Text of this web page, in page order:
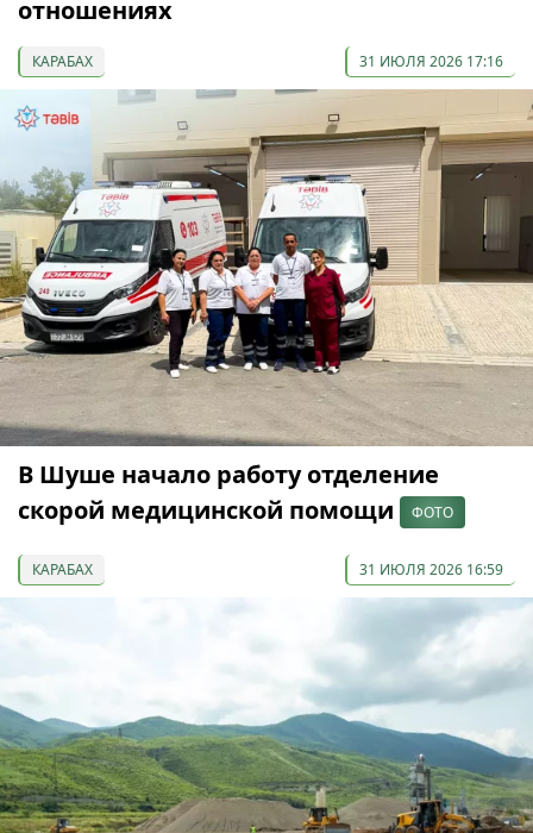
отношениях
КАРАБАХ 31 ИЮЛЯ 2026 17:16
В Шуше начало работу отделение
скорой медицинской помощи
ФОТО
КАРАБАХ 31 ИЮЛЯ 2026 16:59